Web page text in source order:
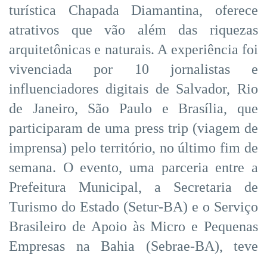
turística Chapada Diamantina, oferece
atrativos que vão além das riquezas
arquitetônicas e naturais. A experiência foi
vivenciada por 10 jornalistas e
influenciadores digitais de Salvador, Rio
de Janeiro, São Paulo e Brasília, que
participaram de uma press trip (viagem de
imprensa) pelo território, no último fim de
semana. O evento, uma parceria entre a
Prefeitura Municipal, a Secretaria de
Turismo do Estado (Setur-BA) e o Serviço
Brasileiro de Apoio às Micro e Pequenas
Empresas na Bahia (Sebrae-BA), teve